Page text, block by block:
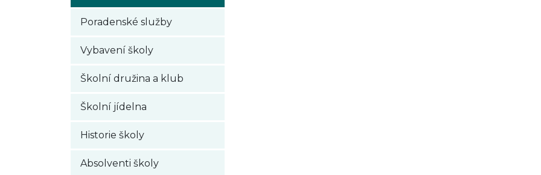
Poradenské služby
Vybavení školy
Školní družina a klub
Školní jídelna
Historie školy
Absolventi školy